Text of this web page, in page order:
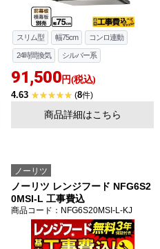
スリム型 幅75cm コンロ連動
24時間換気 シルバー系
91,500円(税込)
4.63 (8件)
商品詳細はこちら
ノーリツ
ノーリツ レンジフード NFG6S2
0MSI-L 工事費込
商品コード ：NFG6S20MSI-L-KJ